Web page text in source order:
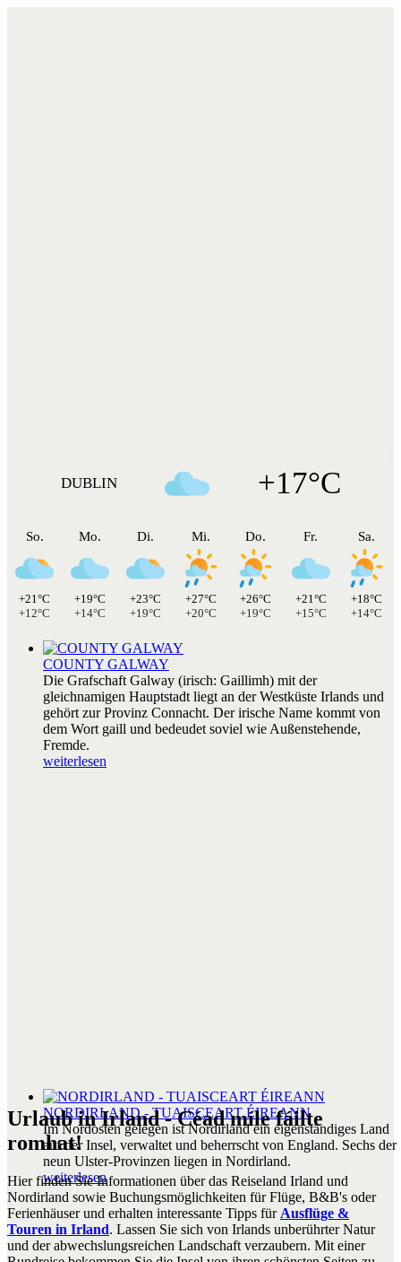
DUBLIN +17°C
So.
+21°C
+12°C
Mo.
+19°C
+14°C
Di.
+23°C
+19°C
Mi.
+27°C
+20°C
Do.
+26°C
+19°C
Fr.
+21°C
+15°C
Sa.
+18°C
+14°C
COUNTY GALWAY
Die Grafschaft Galway (irisch: Gaillimh) mit der
gleichnamigen Hauptstadt liegt an der Westküste Irlands und
gehört zur Provinz Connacht. Der irische Name kommt von
dem Wort gaill und bedeudet soviel wie Außenstehende,
Fremde.
weiterlesen
NORDIRLAND - TUAISCEART ÉIREANN
Im Nordosten gelegen ist Nordirland ein eigenständiges Land
auf der Insel, verwaltet und beherrscht von England. Sechs der
neun Ulster-Provinzen liegen in Nordirland.
weiterlesen
Urlaub in Irland - Céad míle fáilte
romhat!
Hier finden Sie Informationen über das Reiseland Irland und
Nordirland sowie Buchungsmöglichkeiten für Flüge, B&B's oder
Ferienhäuser und erhalten interessante Tipps für Ausflüge &
Touren in Irland. Lassen Sie sich von Irlands unberührter Natur
und der abwechslungsreichen Landschaft verzaubern. Mit einer